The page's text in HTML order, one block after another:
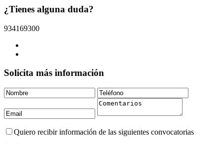
¿Tienes alguna duda?
934169300
Solicita más información
Quiero recibir información de las siguientes convocatorias